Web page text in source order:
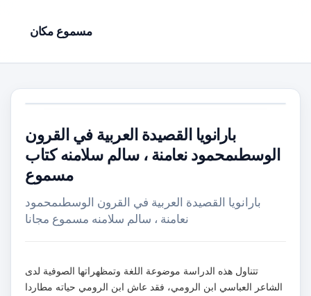
مسموع مكان
بارانويا القصيدة العربية في القرون
الوسطىمحمود نعامنة ، سالم سلامنه كتاب
مسموع
بارانويا القصيدة العربية في القرون الوسطىمحمود
نعامنة ، سالم سلامنه مسموع مجانا
تتناول هذه الدراسة موضوعة اللغة وتمظهراتها الصوفية لدى
الشاعر العباسي ابن الرومي، فقد عاش ابن الرومي حياته مطاردا